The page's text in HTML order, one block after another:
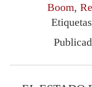
Boom,